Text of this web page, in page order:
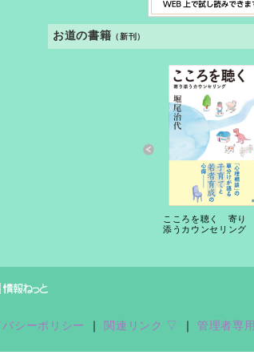
お道の書籍 （新刊）
こころを聴く 寄り
添うカウンセリング
バシーポリシー 関連リンク ▽ 管理者専用